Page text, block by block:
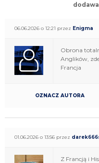
06.06.2026 o 12:21 przez Enigma
Obrona
Anglików,
Francja
OZNACZ AUTORA
01.06.2026 o 13:56 przez
Z Francją i